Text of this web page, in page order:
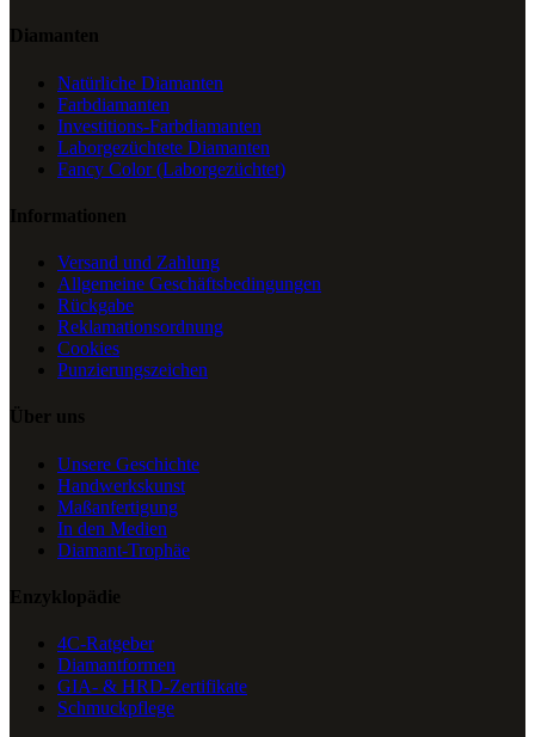
Diamanten
Natürliche Diamanten
Farbdiamanten
Investitions-Farbdiamanten
Laborgezüchtete Diamanten
Fancy Color (Laborgezüchtet)
Informationen
Versand und Zahlung
Allgemeine Geschäftsbedingungen
Rückgabe
Reklamationsordnung
Cookies
Punzierungszeichen
Über uns
Unsere Geschichte
Handwerkskunst
Maßanfertigung
In den Medien
Diamant-Trophäe
Enzyklopädie
4C-Ratgeber
Diamantformen
GIA- & HRD-Zertifikate
Schmuckpflege